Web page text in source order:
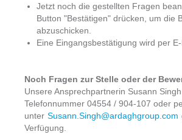
Jetzt noch die gestellten Fragen
Button "Bestätigen" drücken, um die
abzuschicken.
Eine Eingangsbestätigung wird per
Noch Fragen zur Stelle oder der
Unsere Ansprechpartnerin Susann
Telefonnummer 04554 / 904-107 oder
unter Susann.Singh@ardaghgroup.com
Verfügung.